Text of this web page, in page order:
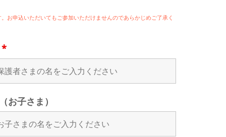
お申込いただいてもご参加いただけませんのであらかじめご了承く
*
お子さま）